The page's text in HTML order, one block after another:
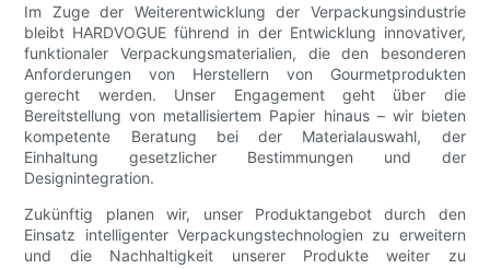
Im Zuge der Weiterentwicklung der Verpackungsindustrie
bleibt HARDVOGUE führend in der Entwicklung innovativer,
funktionaler Verpackungsmaterialien, die den besonderen
Anforderungen von Herstellern von Gourmetprodukten
gerecht werden. Unser Engagement geht über die
Bereitstellung von metallisiertem Papier hinaus – wir bieten
kompetente Beratung bei der Materialauswahl, der
Einhaltung gesetzlicher Bestimmungen und der
Designintegration.
Zukünftig planen wir, unser Produktangebot durch den
Einsatz intelligenter Verpackungstechnologien zu erweitern
und die Nachhaltigkeit unserer Produkte weiter zu